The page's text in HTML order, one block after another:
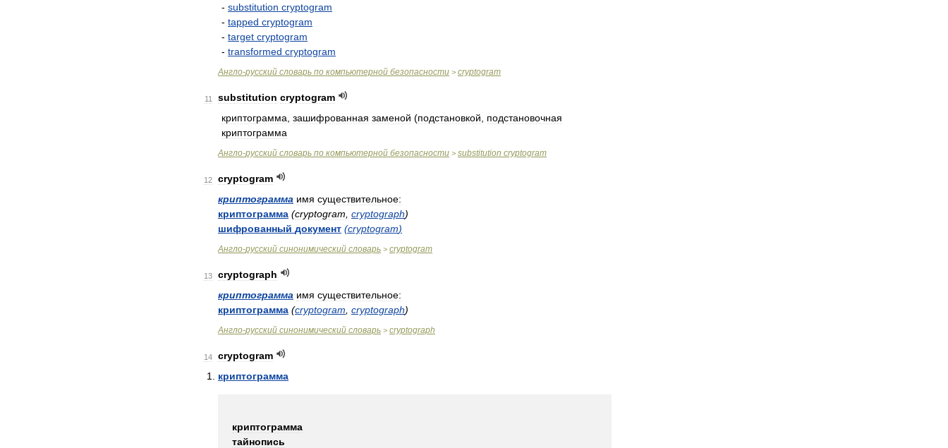
- substitution cryptogram
- tapped cryptogram
- target cryptogram
- transformed cryptogram
Англо-русский словарь по компьютерной безопасности > cryptogram
11 substitution cryptogram
криптограмма зашифрованная заменой (подстановкой
подстановочная
криптограмма
Англо-русский словарь по компьютерной безопасности > substitution cryptogram
12
cryptogram
криптограмма имя существительное:
криптограмма (cryptogram cryptograph)
шифрованный документ (cryptogram)
Англо-русский синонимический словарь > cryptogram
13
cryptograph
криптограмма имя существительное:
криптограмма (cryptogram cryptograph)
Англо-русский синонимический словарь > cryptograph
14
cryptogram
криптограмма
криптограмма
тайнопись